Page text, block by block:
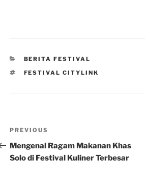
CATEGORIES
BERITA FESTIVAL
TAGS
FESTIVAL CITYLINK
Post
navigation
Previous
Post
PREVIOUS
Mengenal Ragam Makanan Khas
Solo di Festival Kuliner Terbesar